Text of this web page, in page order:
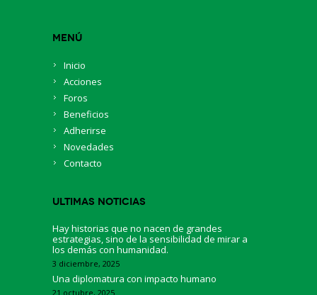
Menú
Inicio
Acciones
Foros
Beneficios
Adherirse
Novedades
Contacto
Ultimas Noticias
Hay historias que no nacen de grandes
estrategias, sino de la sensibilidad de mirar a
los demás con humanidad.
3 diciembre, 2025
Una diplomatura con impacto humano
21 octubre, 2025